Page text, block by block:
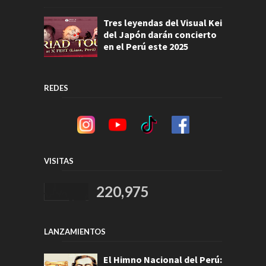
Tres leyendas del Visual Kei
del Japón darán concierto
en el Perú este 2025
REDES
VISITAS
220,975
LANZAMIENTOS
El Himno Nacional del Perú: